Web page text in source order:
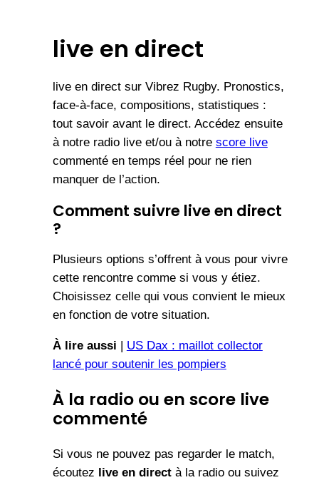
live en direct
live en direct sur Vibrez Rugby. Pronostics,
face-à-face, compositions, statistiques :
tout savoir avant le direct. Accédez ensuite
à notre radio live et/ou à notre score live
commenté en temps réel pour ne rien
manquer de l’action.
Comment suivre live en direct
?
Plusieurs options s’offrent à vous pour vivre
cette rencontre comme si vous y étiez.
Choisissez celle qui vous convient le mieux
en fonction de votre situation.
À lire aussi | US Dax : maillot collector
lancé pour soutenir les pompiers
À la radio ou en score live
commenté
Si vous ne pouvez pas regarder le match,
écoutez live en directà la radio ou suivez